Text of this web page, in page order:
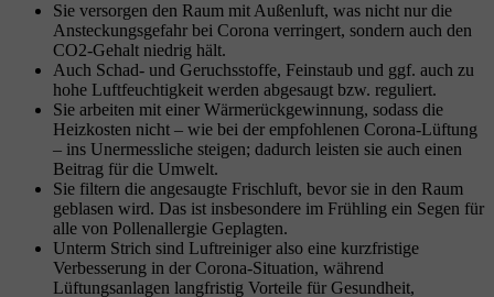
Sie versorgen den Raum mit Außenluft, was nicht nur die
Ansteckungsgefahr bei Corona verringert, sondern auch den
CO2-Gehalt niedrig hält.
Auch Schad- und Geruchsstoffe, Feinstaub und ggf. auch zu
hohe Luftfeuchtigkeit werden abgesaugt bzw. reguliert.
Sie arbeiten mit einer Wärmerückgewinnung, sodass die
Heizkosten nicht – wie bei der empfohlenen Corona-Lüftung
– ins Unermessliche steigen; dadurch leisten sie auch einen
Beitrag für die Umwelt.
Sie filtern die angesaugte Frischluft, bevor sie in den Raum
geblasen wird. Das ist insbesondere im Frühling ein Segen für
alle von Pollenallergie Geplagten.
Unterm Strich sind Luftreiniger also eine kurzfristige
Verbesserung in der Corona-Situation, während
Lüftungsanlagen langfristig Vorteile für Gesundheit,